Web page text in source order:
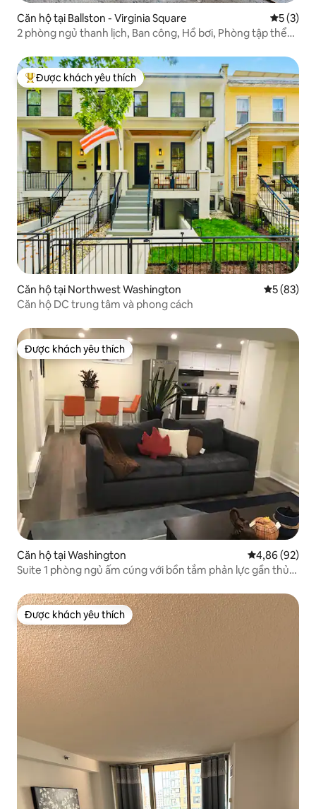
Căn hộ tại Ballston - Virginia Square Xếp5 (3)
2 phòng ngủ thanh lịch, Ban công, Hồ bơi, Phòng tập thể
Được khách yêu thích nhất
Được khách yêu thích
Căn hộ tại Northwest Washington Xếp hạng
5 (83)
Căn hộ DC trung tâm và phong cách
Được khách yêu thích
Được khách yêu thích
Căn hộ tại Washington Xếp hạng
4,86 (92)
Suite 1 phòng ngủ ấm cúng với bồn tắm phản lực gần thủ
Được khách yêu thích
Được khách yêu thích